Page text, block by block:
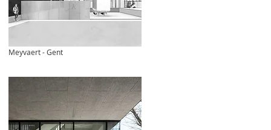
Meyvaert - Gent